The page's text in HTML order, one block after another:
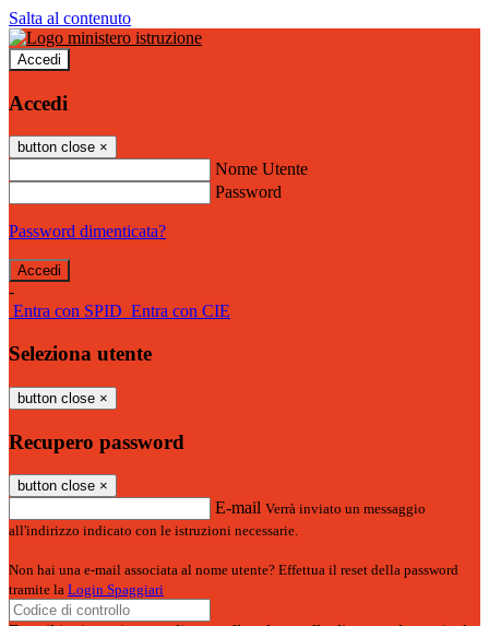
Salta al contenuto
Accedi
Accedi
button close ×
Nome Utente
Password
Password dimenticata?
-
Entra con SPID Entra con CIE
Seleziona utente
button close ×
Recupero password
button close ×
E-mail Verrà inviato un messaggio
all'indirizzo indicato con le istruzioni necessarie.
Non hai una e-mail associata al nome utente? Effettua il reset della password
tramite la Login Spaggiari